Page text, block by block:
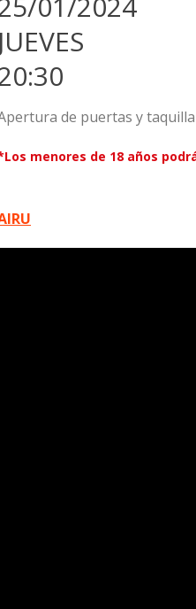
JUEVES
de puertas y taquilla
menores de 18 años